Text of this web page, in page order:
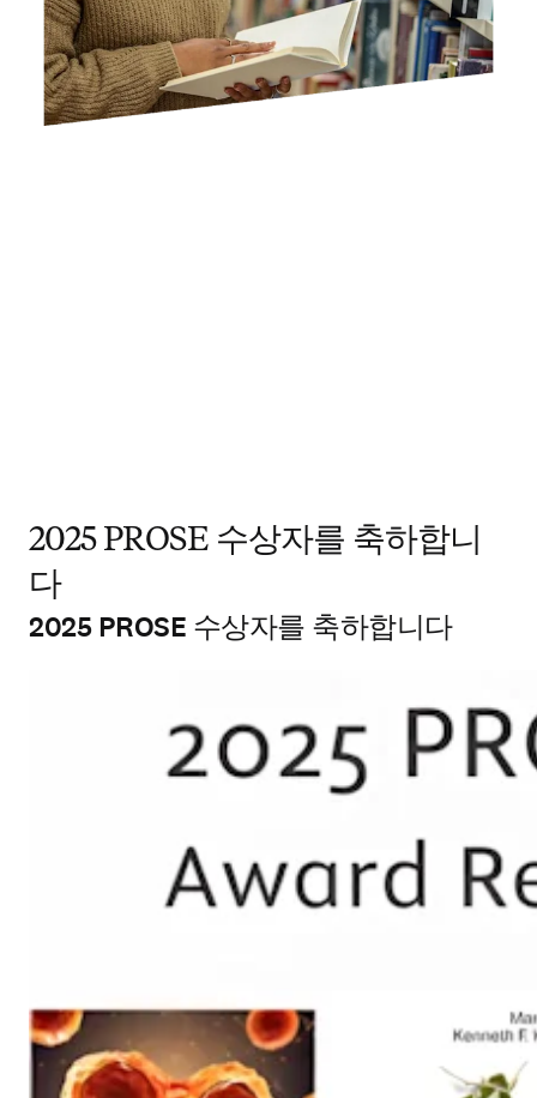
2025 PROSE 수상자를 축하합니
다
2025 PROSE 수상자를 축하합니다